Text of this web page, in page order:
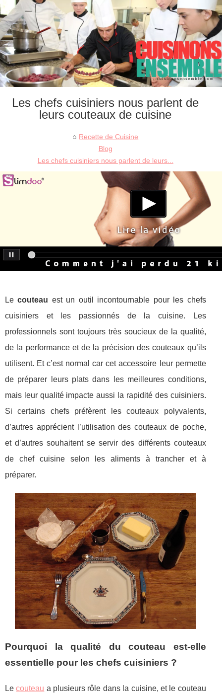
Les chefs cuisiniers nous parlent de
leurs couteaux de cuisine
Recette de Cuisine
Blog
Les chefs cuisiniers nous parlent de leurs...
Lecouteau est un outil incontournable pour les chefs
cuisiniers et les passionnés de la cuisine. Les
professionnels sont toujours très soucieux de la qualité,
de la performance et de la précision des couteaux qu’ils
utilisent. Et c’est normal car cet accessoire leur permette
de préparer leurs plats dans les meilleures conditions,
mais leur qualité impacte aussi la rapidité des cuisiniers.
Si certains chefs préfèrent les couteaux polyvalents,
d’autres apprécient l’utilisation des couteaux de poche,
et d’autres souhaitent se servir des différents couteaux
de chef cuisine selon les aliments à trancher et à
préparer.
Pourquoi la qualité du couteau est-elle
essentielle pour les chefs cuisiniers ?
Lecouteau a plusieurs rôle dans la cuisine, et le couteau